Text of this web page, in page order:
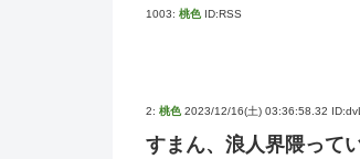
1003: 桃色 ID:RSS
2: 桃色 2023/12/16(土) 03:36:58.32
すまん、浪人界隈って